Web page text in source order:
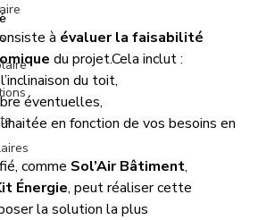
à évaluer la faisabilité
du projet.Cela inclut :
du toit,
éventuelles,
en fonction de vos besoins en
comme Sol’Air Bâtiment,
Énergie, peut réaliser cette
la solution la plus